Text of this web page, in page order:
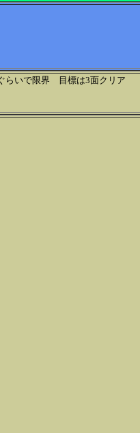
らいで限界 目標は3面クリア